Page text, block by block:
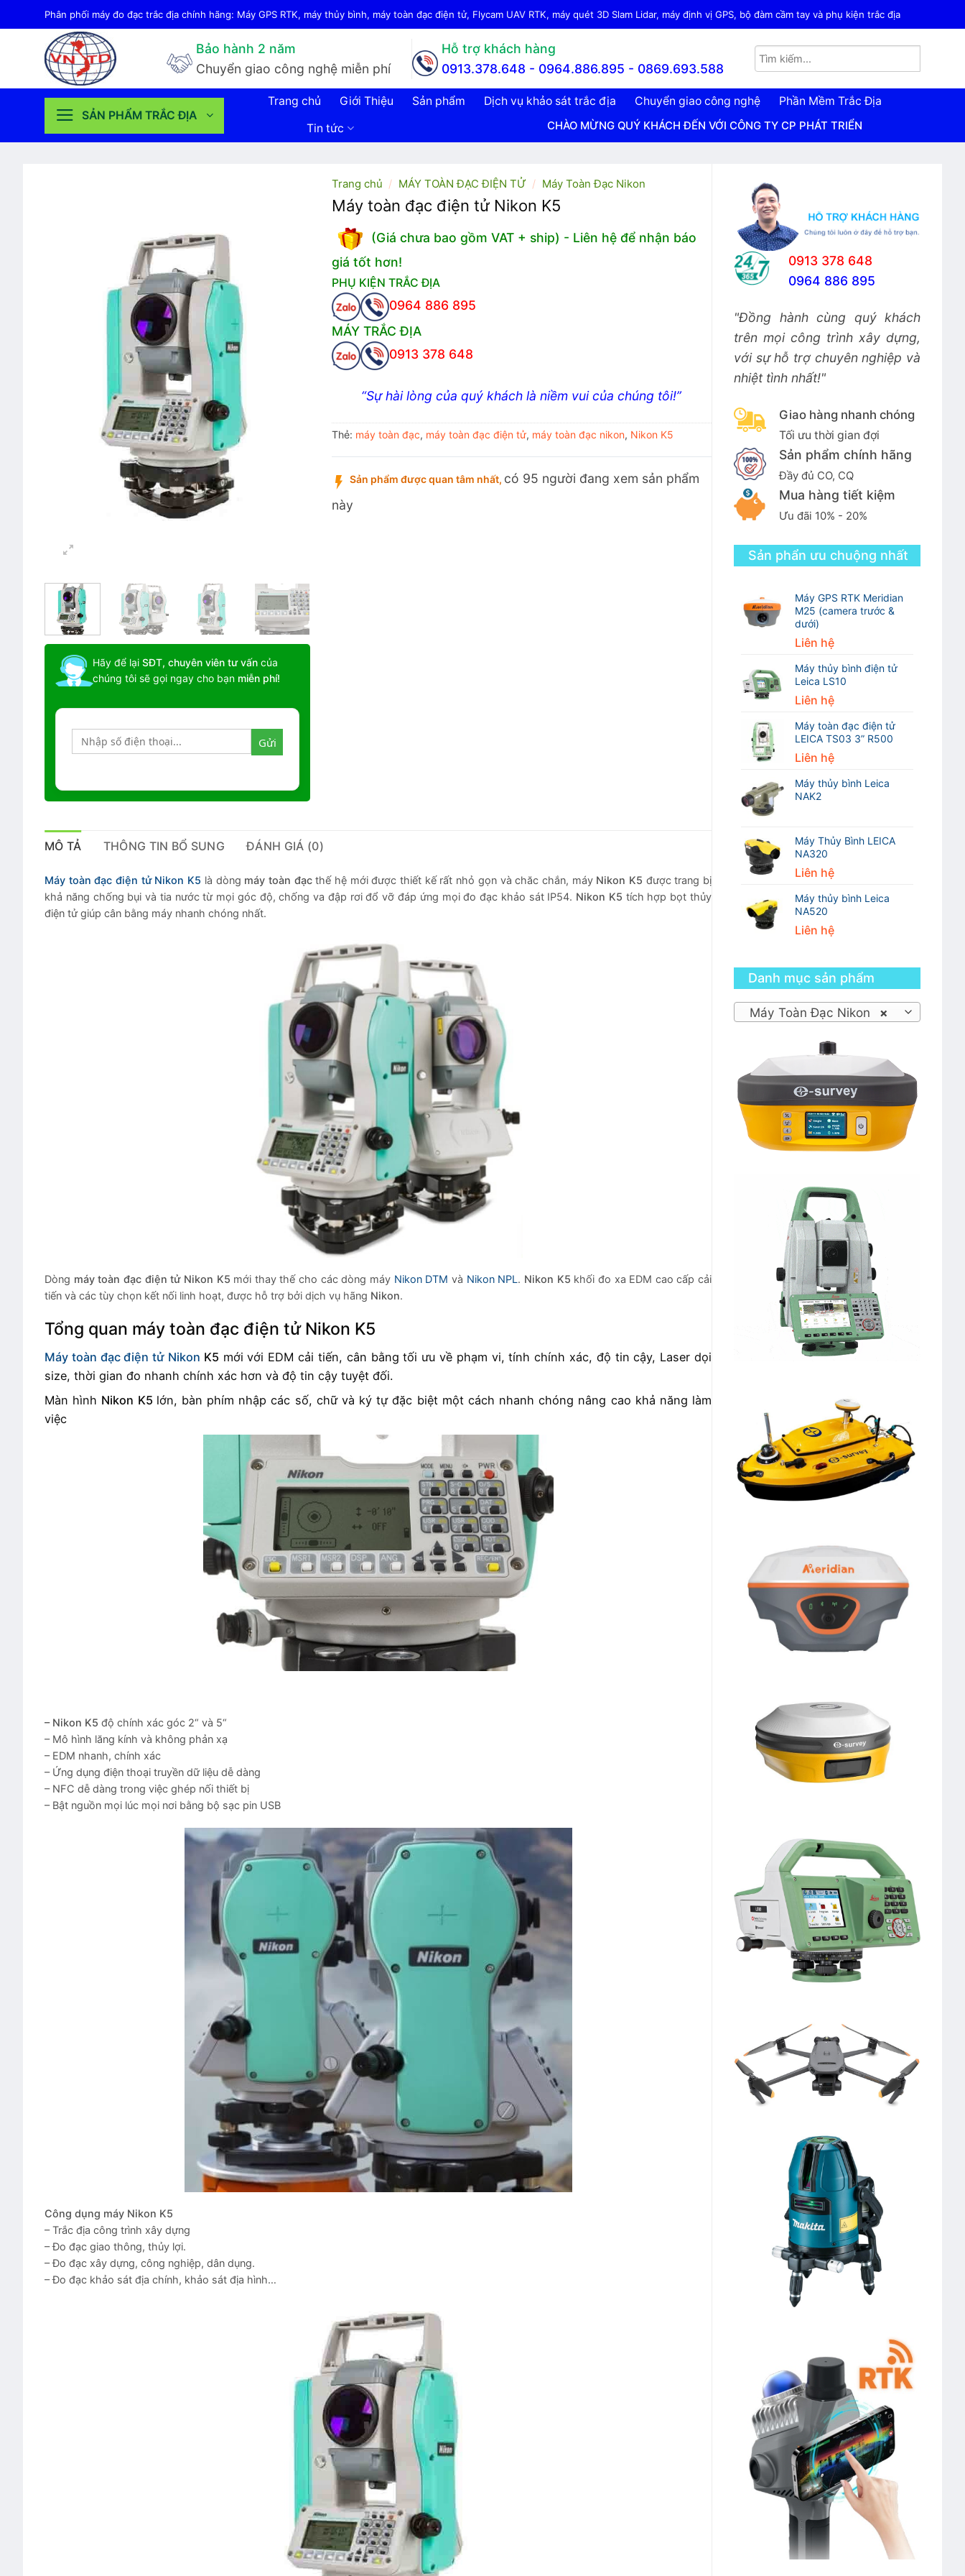
qua
Phân phối máy đo đạc trắc địa chính hãng: Máy GPS RTK, máy thủy bình, máy toàn đạc điện tử, Flycam UAV RTK, máy quét 3D Slam Lidar, máy định vị GPS, bộ đàm cầm tay và phụ kiện trắc địa
Bảo hành 2 năm
Chuyển giao công nghệ miễn phí
Hỗ trợ khách hàng
0913.378.648 - 0964.886.895 - 0869.693.588
SẢN PHẨM TRẮC ĐỊA
Trang chủ Giới Thiệu Sản phẩm Dịch vụ khảo sát trắc địa Chuyển giao công nghệ
Phần Mềm Trắc Địa
Tin tức
CHÀO MỪNG QUÝ KHÁCH ĐẾN VỚI CÔNG TY CP PHÁT TRIỂN CÔNG NGHỆ TRẮC ĐỊA VIỆT
0913 378 648
0964 886 895
"Đồng hành cùng quý khách
trên mọi công trình xây dựng,
với sự hỗ trợ chuyên nghiệp và
nhiệt tình nhất!"
Giao hàng nhanh chóng
Tối ưu thời gian đợi
Sản phẩm chính hãng
Đầy đủ CO, CQ
Mua hàng tiết kiệm
Ưu đãi 10% - 20%
Sản phẩn ưu chuộng nhất
Máy GPS RTK Meridian
M25 (camera trước &
dưới)
Liên hệ
Máy thủy bình điện tử
Leica LS10
Liên hệ
Máy toàn đạc điện tử
LEICA TS03 3” R500
Liên hệ
Máy thủy bình Leica
NAK2
Máy Thủy Bình LEICA
NA320
Liên hệ
Máy thủy bình Leica
NA520
Liên hệ
Danh mục sản phẩm
×
Máy Toàn Đạc Nikon
Hãy để lại SĐT, chuyên viên tư vấn của
chúng tôi sẽ gọi ngay cho bạn miễn phí!
Trang chủ / MÁY TOÀN ĐẠC ĐIỆN TỬ / Máy Toàn Đạc Nikon
Máy toàn đạc điện tử Nikon K5
(Giá chưa bao gồm VAT + ship) - Liên hệ để nhận báo
giá tốt hơn!
PHỤ KIỆN TRẮC ĐỊA
0964 886 895
MÁY TRẮC ĐỊA
0913 378 648
“Sự hài lòng của quý khách là niềm vui của chúng tôi!”
Thẻ: máy toàn đạc, máy toàn đạc điện tử, máy toàn đạc nikon, Nikon K5
Sản phẩm được quan tâm nhất, có 95 người đang xem sản phẩm
này
MÔ TẢ THÔNG TIN BỔ SUNG ĐÁNH GIÁ (0)
Máy toàn đạc điện tử Nikon K5 là dòng máy toàn đạcthế hệ mới được thiết kế rất nhỏ gọn và chăc chắn, máy Nikon K5 được trang bị
khả năng chống bụi và tia nước từ mọi góc độ, chống va đập rơi đổ vỡ đáp ứng mọi đo đạc khảo sát IP54. Nikon K5 tích hợp bọt thủy
điện tử giúp cân bằng máy nhanh chóng nhất.
Dòng máy toàn đạc điện tử Nikon K5 mới thay thế cho các dòng máy Nikon DTM và Nikon NPL. Nikon K5 khối đo xa EDM cao cấp cải
tiến và các tùy chọn kết nối linh hoạt, được hỗ trợ bởi dịch vụ hãng Nikon.
Tổng quan máy toàn đạc điện tử Nikon K5
Máy toàn đạc điện tử Nikon K5 mới với EDM cải tiến, cân bằng tối ưu về phạm vi, tính chính xác, độ tin cậy, Laser dọi
size, thời gian đo nhanh chính xác hơn và độ tin cậy tuyệt đối.
Màn hình Nikon K5 lớn, bàn phím nhập các số, chữ và ký tự đặc biệt một cách nhanh chóng nâng cao khả năng làm
việc
– Nikon K5 độ chính xác góc 2“ và 5“
– Mô hình lăng kính và không phản xạ
– EDM nhanh, chính xác
– Ứng dụng điện thoại truyền dữ liệu dễ dàng
– NFC dễ dàng trong việc ghép nối thiết bị
– Bật nguồn mọi lúc mọi nơi bằng bộ sạc pin USB
Công dụng máy Nikon K5
– Trắc địa công trình xây dựng
– Đo đạc giao thông, thủy lợi.
– Đo đạc xây dựng, công nghiệp, dân dụng.
– Đo đạc khảo sát địa chính, khảo sát địa hình…